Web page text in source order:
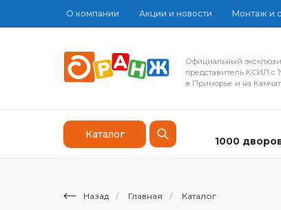
О компании Акции и новости Монтаж и
Каталог
Официальный
представитель КСИЛ с
в Приморье и на
1000
Назад / Главная / Каталог